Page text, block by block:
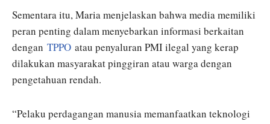
Sementara itu, Maria menjelaskan bahwa media memiliki
peran penting dalam menyebarkan informasi berkaitan
dengan TPPO atau penyaluran PMI ilegal yang kerap
dilakukan masyarakat pinggiran atau warga dengan
pengetahuan rendah.
“Pelaku perdagangan manusia memanfaatkan teknologi